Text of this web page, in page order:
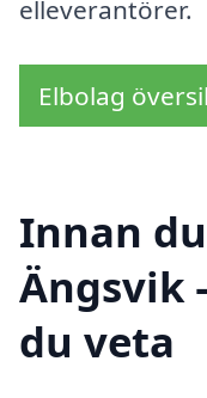
elleverantörer.
Elbolag
Innan
Ängsvik
du veta